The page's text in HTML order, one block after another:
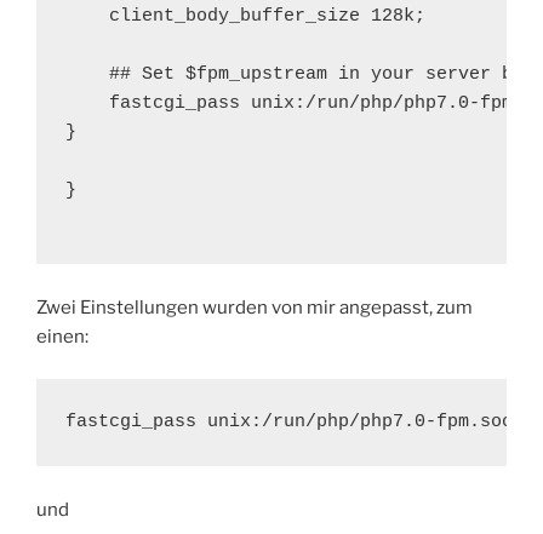
    client_body_buffer_size 128k;
## Set $fpm_upstream in your server
fastcgi_pass unix:/run/php/php7.0-
}
}
Zwei Einstellungen wurden von mir angepasst, zum
einen:
und